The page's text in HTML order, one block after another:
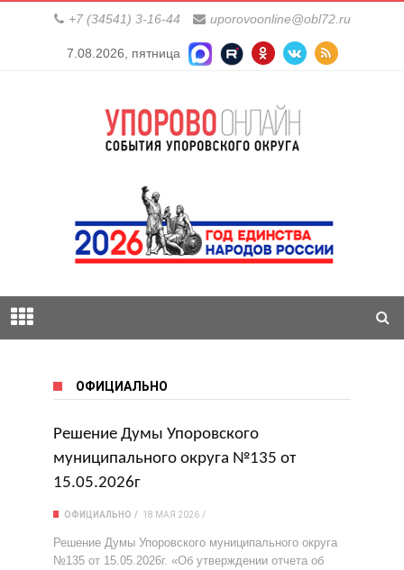
+7 (34541) 3-16-44 uporovoonline@obl72.ru
7.08.2026, пятница
ОФИЦИАЛЬНО
Решение Думы Упоровского
муниципального округа №135 от
15.05.2026г
ОФИЦИАЛЬНО 18 МАЯ 2026
Решение Думы Упоровского муниципального округа
№135 от 15.05.2026г. «Об утверждении отчета об